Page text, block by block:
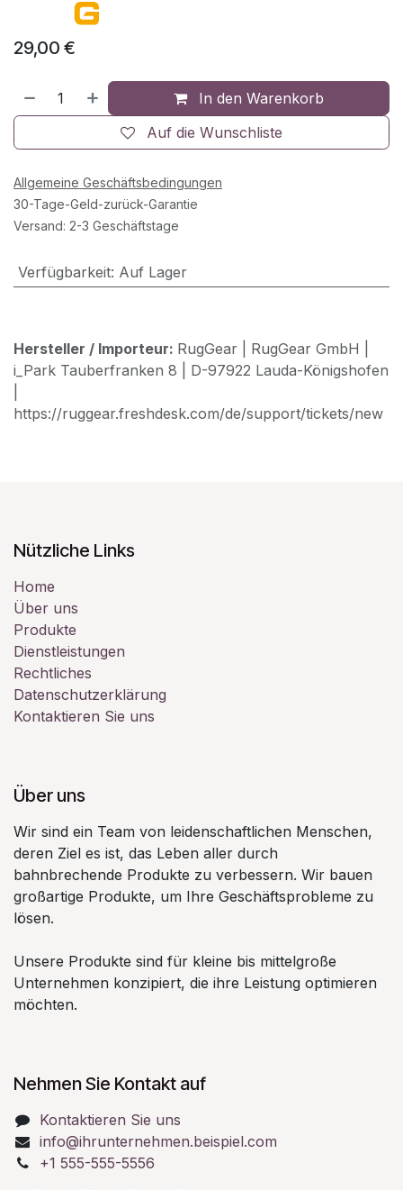
29,00 €
In den Warenkorb
Auf die Wunschliste
Allgemeine Geschäftsbedingungen
30-Tage-Geld-zurück-Garantie
Versand: 2-3 Geschäftstage
Verfügbarkeit: Auf Lager
Hersteller / Importeur: RugGear | RugGear GmbH |
i_Park Tauberfranken 8 | D-97922 Lauda-Königshofen
https://ruggear.freshdesk.com/de/support/tickets/new
Nützliche Links
Home
Über uns
Produkte
Dienstleistungen
Rechtliches
Datenschutzerklärung
Kontaktieren Sie uns
Über uns
Wir sind ein Team von leidenschaftlichen Menschen,
deren Ziel es ist, das Leben aller durch
bahnbrechende Produkte zu verbessern. Wir bauen
großartige Produkte, um Ihre Geschäftsprobleme zu
lösen.
Unsere Produkte sind für kleine bis mittelgroße
Unternehmen konzipiert, die ihre Leistung optimieren
möchten.
Nehmen Sie Kontakt auf
Kontaktieren Sie uns
info@ihrunternehmen.beispiel.com
+1 555-555-5556